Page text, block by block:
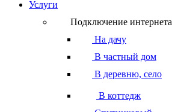
Услуги
Подключение интернета
На дачу
В частный дом
В деревню, село
В коттедж